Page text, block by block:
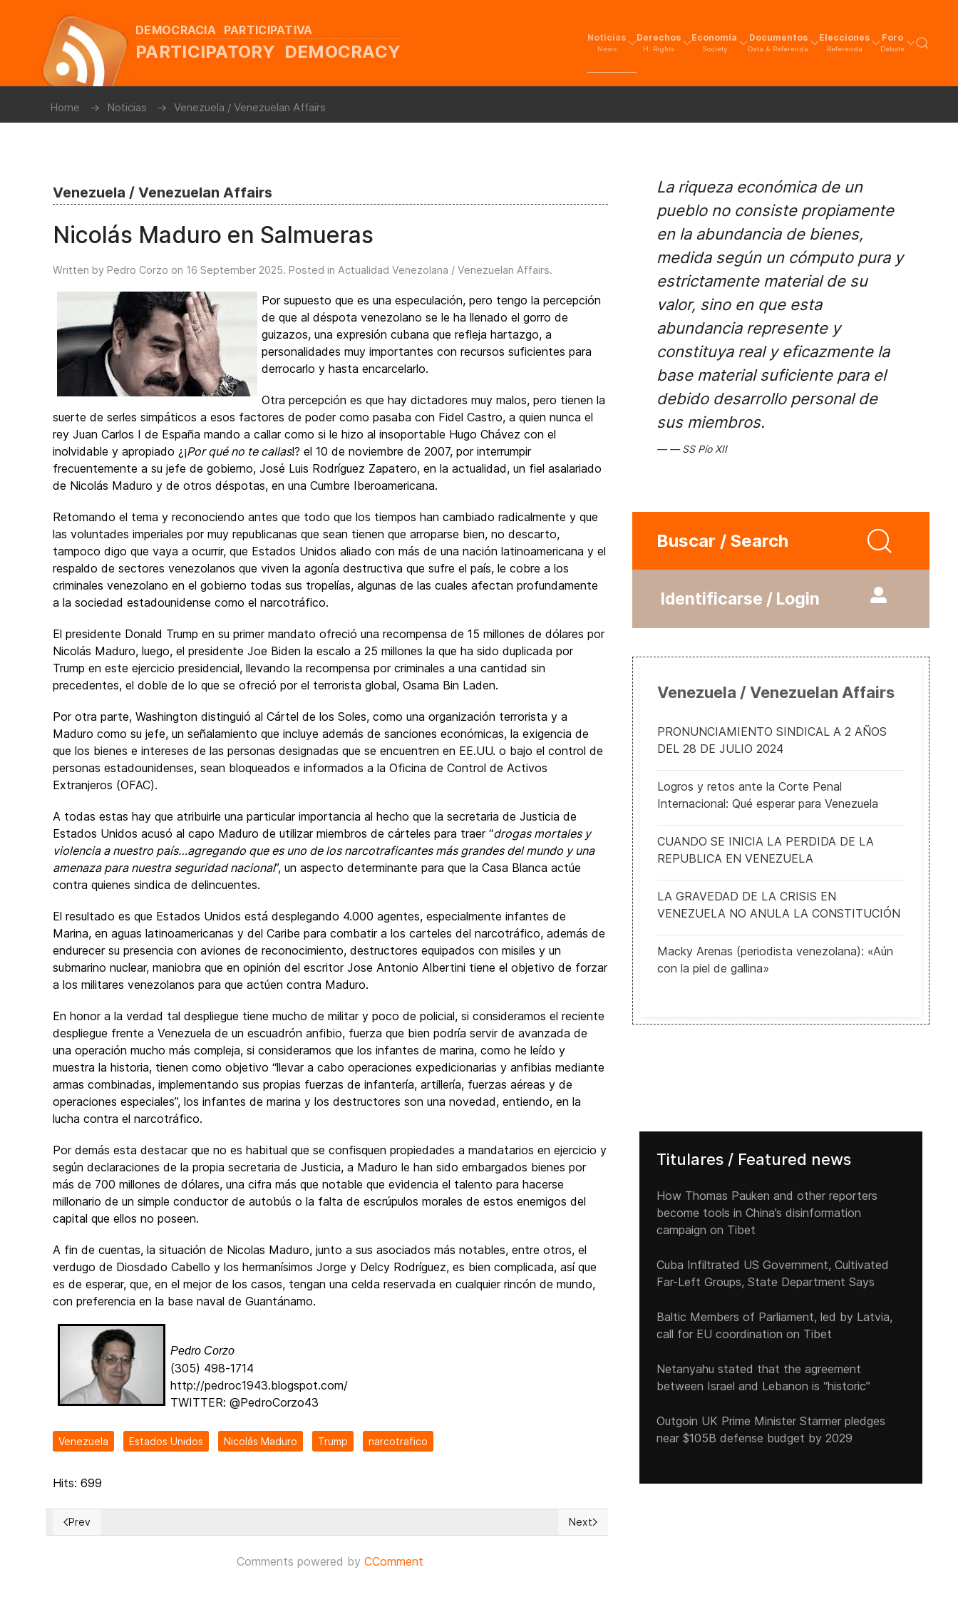
DEMOCRACIA PARTICIPATIVA
PARTICIPATORY DEMOCRACY
Noticias
News
Derechos
H. Rights
Economía
Society
Documentos
Data & Referenda
Elecciones
Referenda
Foro
Debate
Home Noticias Venezuela / Venezuelan Affairs
Venezuela / Venezuelan Affairs
Nicolás Maduro en Salmueras
Written by Pedro Corzo on 16 September 2025. Posted in Actualidad Venezolana / Venezuelan Affairs.
Por supuesto que es una especulación, pero tengo la percepción
de que al déspota venezolano se le ha llenado el gorro de
guizazos, una expresión cubana que refleja hartazgo, a
personalidades muy importantes con recursos suficientes para
derrocarlo y hasta encarcelarlo.
Otra percepción es que hay dictadores muy malos, pero tienen la
suerte de serles simpáticos a esos factores de poder como pasaba con Fidel Castro, a quien nunca el
rey Juan Carlos I de España mando a callar como si le hizo al insoportable Hugo Chávez con el
inolvidable y apropiado ¿¡Por qué no te callas!? el 10 de noviembre de 2007, por interrumpir
frecuentemente a su jefe de gobierno, José Luis Rodríguez Zapatero, en la actualidad, un fiel asalariado
de Nicolás Maduro y de otros déspotas, en una Cumbre Iberoamericana.
Retomando el tema y reconociendo antes que todo que los tiempos han cambiado radicalmente y que
las voluntades imperiales por muy republicanas que sean tienen que arroparse bien, no descarto,
tampoco digo que vaya a ocurrir, que Estados Unidos aliado con más de una nación latinoamericana y el
respaldo de sectores venezolanos que viven la agonía destructiva que sufre el país, le cobre a los
criminales venezolano en el gobierno todas sus tropelías, algunas de las cuales afectan profundamente
a la sociedad estadounidense como el narcotráfico.
El presidente Donald Trump en su primer mandato ofreció una recompensa de 15 millones de dólares por
Nicolás Maduro, luego, el presidente Joe Biden la escalo a 25 millones la que ha sido duplicada por
Trump en este ejercicio presidencial, llevando la recompensa por criminales a una cantidad sin
precedentes, el doble de lo que se ofreció por el terrorista global, Osama Bin Laden.
Por otra parte, Washington distinguió al Cártel de los Soles, como una organización terrorista y a
Maduro como su jefe, un señalamiento que incluye además de sanciones económicas, la exigencia de
que los bienes e intereses de las personas designadas que se encuentren en EE.UU. o bajo el control de
personas estadounidenses, sean bloqueados e informados a la Oficina de Control de Activos
Extranjeros (OFAC).
A todas estas hay que atribuirle una particular importancia al hecho que la secretaria de Justicia de
Estados Unidos acusó al capo Maduro de utilizar miembros de cárteles para traer “drogas mortales y
violencia a nuestro país…agregando que es uno de los narcotraficantes más grandes del mundo y una
amenaza para nuestra seguridad nacional”, un aspecto determinante para que la Casa Blanca actúe
contra quienes sindica de delincuentes.
El resultado es que Estados Unidos está desplegando 4.000 agentes, especialmente infantes de
Marina, en aguas latinoamericanas y del Caribe para combatir a los carteles del narcotráfico, además de
endurecer su presencia con aviones de reconocimiento, destructores equipados con misiles y un
submarino nuclear, maniobra que en opinión del escritor Jose Antonio Albertini tiene el objetivo de forzar
a los militares venezolanos para que actúen contra Maduro.
En honor a la verdad tal despliegue tiene mucho de militar y poco de policial, si consideramos el reciente
despliegue frente a Venezuela de un escuadrón anfibio, fuerza que bien podría servir de avanzada de
una operación mucho más compleja, si consideramos que los infantes de marina, como he leído y
muestra la historia, tienen como objetivo “llevar a cabo operaciones expedicionarias y anfibias mediante
armas combinadas, implementando sus propias fuerzas de infantería, artillería, fuerzas aéreas y de
operaciones especiales”, los infantes de marina y los destructores son una novedad, entiendo, en la
lucha contra el narcotráfico.
Por demás esta destacar que no es habitual que se confisquen propiedades a mandatarios en ejercicio y
según declaraciones de la propia secretaria de Justicia, a Maduro le han sido embargados bienes por
más de 700 millones de dólares, una cifra más que notable que evidencia el talento para hacerse
millonario de un simple conductor de autobús o la falta de escrúpulos morales de estos enemigos del
capital que ellos no poseen.
A fin de cuentas, la situación de Nicolas Maduro, junto a sus asociados más notables, entre otros, el
verdugo de Diosdado Cabello y los hermanísimos Jorge y Delcy Rodríguez, es bien complicada, así que
es de esperar, que, en el mejor de los casos, tengan una celda reservada en cualquier rincón de mundo,
con preferencia en la base naval de Guantánamo.
Pedro Corzo
(305) 498-1714
http://pedroc1943.blogspot.com/
TWITTER: @PedroCorzo43
Venezuela Estados Unidos Nicolás Maduro Trump narcotrafico
Hits: 699
Previous article: “DEMOCRACIA CRISTIANA VENEZUELA: UNA MEMORIA HISTÓRICA”
Prev Next article: US Forces Stage 'Realistic' Drills in Caribbean Amid Venezuela
Next
Comments powered byCComment
La riqueza económica de un
pueblo no consiste propiamente
en la abundancia de bienes,
medida según un cómputo pura y
estrictamente material de su
valor, sino en que esta
abundancia represente y
constituya real y eficazmente la
base material suficiente para el
debido desarrollo personal de
sus miembros.
SS Pío XII
Buscar / Search
Identificarse / Login
Venezuela / Venezuelan Affairs
PRONUNCIAMIENTO SINDICAL A 2 AÑOS
DEL 28 DE JULIO 2024
Logros y retos ante la Corte Penal
Internacional: Qué esperar para Venezuela
CUANDO SE INICIA LA PERDIDA DE LA
REPUBLICA EN VENEZUELA
LA GRAVEDAD DE LA CRISIS EN
VENEZUELA NO ANULA LA CONSTITUCIÓN
Macky Arenas (periodista venezolana): «Aún
con la piel de gallina»
Titulares / Featured news
How Thomas Pauken and other reporters
become tools in China’s disinformation
campaign on Tibet
Cuba Infiltrated US Government, Cultivated
Far-Left Groups, State Department Says
Baltic Members of Parliament, led by Latvia,
call for EU coordination on Tibet
Netanyahu stated that the agreement
between Israel and Lebanon is “historic”
Outgoin UK Prime Minister Starmer pledges
near $105B defense budget by 2029